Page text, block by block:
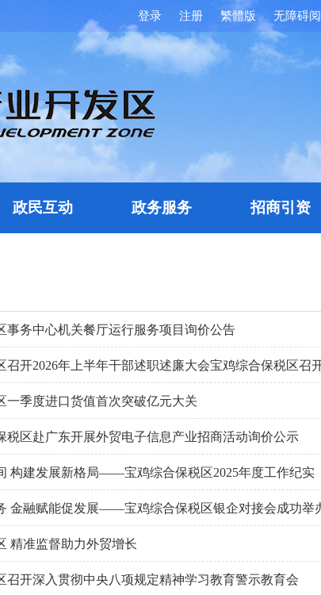
登录 注册 繁體版 无障碍
政民互动 政务服务 招商引资
事务中心机关餐厅运行服务项目询价公告
召开2026年上半年干部述职述廉大会宝鸡综合保税区召
一季度进口货值首次突破亿元大关
税区赴广东开展外贸电子信息产业招商活动询价公示
构建发展新格局——宝鸡综合保税区2025年度工作纪实
金融赋能促发展——宝鸡综合保税区银企对接会成功举
精准监督助力外贸增长
召开深入贯彻中央八项规定精神学习教育警示教育会